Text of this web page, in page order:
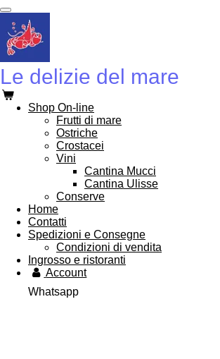
Vai
al
contenuto
principale
Le delizie del mare
Shop On-line
Frutti di mare
Ostriche
Crostacei
Vini
Cantina Mucci
Cantina Ulisse
Conserve
Home
Contatti
Spedizioni e Consegne
Condizioni di vendita
Ingrosso e ristoranti
Account
Whatsapp